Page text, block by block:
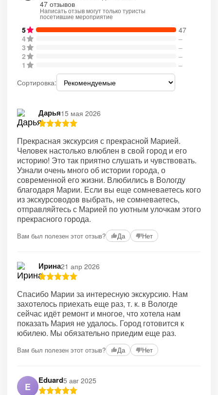
47 отзывов
Написать отзыв могут только туристы
посетившие мероприятие
5
47
4
–
3
–
2
–
1
–
Сортировка:
Дарья15 мая 2026
Прекрасная экскурсия с прекрасной Марией.
Человек настолько влюблен в свой город и его
историю! Это так приятно слушать и чувствовать.
Узнали очень много об истории города, о
современной его жизни. Влюбились в Вологду
благодаря Марии. Если вы еще сомневаетесь кого
из экскурсоводов выбрать, не сомневаетесь,
отправляйтесь с Марией по уютным улочкам этого
прекрасного города.
Вам был полезен этот отзыв? Да Нет
Ирина21 апр 2026
Спасибо Марии за интересную экскурсию. Нам
захотелось приехать еще раз, т. к. в Вологде
сейчас идёт ремонт и многое, что хотела нам
показать Мария не удалось. Город готовится к
юбилею. Мы обязательно приедим еще раз.
Вам был полезен этот отзыв? Да Нет
E
Eduard5 авг 2025